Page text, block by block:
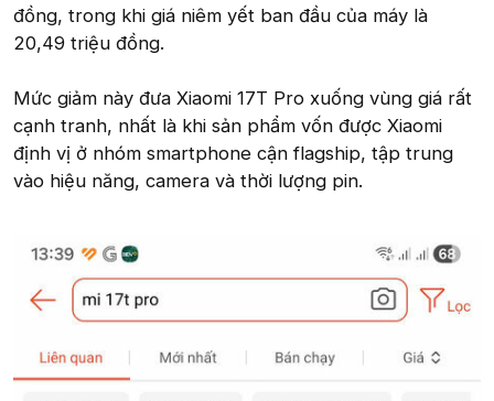
đồng, trong khi giá niêm yết ban đầu của máy là
20,49 triệu đồng.
Mức giảm này đưa Xiaomi 17T Pro xuống vùng giá rất
cạnh tranh, nhất là khi sản phẩm vốn được Xiaomi
định vị ở nhóm smartphone cận flagship, tập trung
vào hiệu năng, camera và thời lượng pin.